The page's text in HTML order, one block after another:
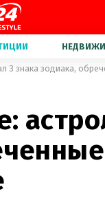
3 знака зодиака,